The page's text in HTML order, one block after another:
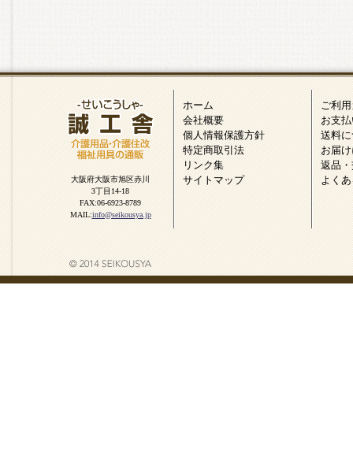
大阪府大阪市旭区赤川
3丁目14-18
FAX:06-6923-8789
MAIL:info@seikousya.jp
ホーム
会社概要
個人情報保護方針
特定商取引法
リンク集
サイトマップ
ご利
お支
送料
お届
返品
よく